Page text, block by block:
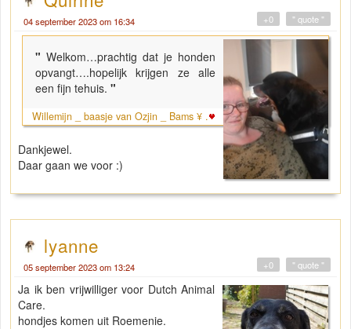
04 september 2023 om 16:34 " quote "
+0
" Welkom…prachtig dat je honden
opvangt….hopelijk krijgen ze alle
een fijn tehuis. "
Willemijn _ baasje van Ozjin _ Bams ¥ .
Dankjewel.
Daar gaan we voor :)
lyanne
05 september 2023 om 13:24 " quote "
+0
Ja ik ben vrijwilliger voor Dutch Animal
Care.
hondjes komen uit Roemenie.